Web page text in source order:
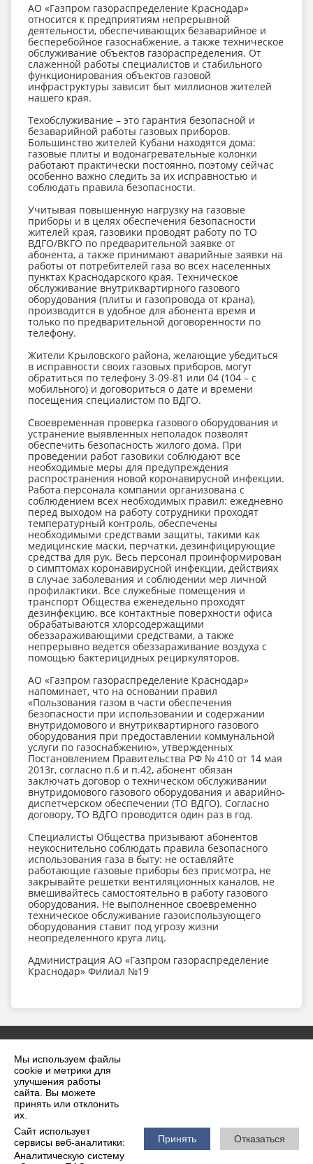
Мы используем файлы
cookie и метрики для
улучшения работы
сайта. Вы можете
принять или отклонить
их.
Сайт использует
сервисы веб-аналитики:
Аналитическую систему
Принять Отказаться
АО «Газпром газораспределение Краснодар»
относится к предприятиям непрерывной
деятельности, обеспечивающих безаварийное и
бесперебойное газоснабжение, а также техническое
обслуживание объектов газораспределения. От
слаженной работы специалистов и стабильного
функционирования объектов газовой
инфраструктуры зависит быт миллионов жителей
нашего края.
Техобслуживание – это гарантия безопасной и
безаварийной работы газовых приборов.
Большинство жителей Кубани находятся дома:
газовые плиты и водонагревательные колонки
работают практически постоянно, поэтому сейчас
особенно важно следить за их исправностью и
соблюдать правила безопасности.
Учитывая повышенную нагрузку на газовые
приборы и в целях обеспечения безопасности
жителей края, газовики проводят работу по ТО
ВДГО/ВКГО по предварительной заявке от
абонента, а также принимают аварийные заявки на
работы от потребителей газа во всех населенных
пунктах Краснодарского края. Техническое
обслуживание внутриквартирного газового
оборудования (плиты и газопровода от крана),
производится в удобное для абонента время и
только по предварительной договоренности по
телефону.
Жители Крыловского района, желающие убедиться
в исправности своих газовых приборов, могут
обратиться по телефону 3-09-81 или 04 (104 – с
мобильного) и договориться о дате и времени
посещения специалистом по ВДГО.
Своевременная проверка газового оборудования и
устранение выявленных неполадок позволят
обеспечить безопасность жилого дома. При
проведении работ газовики соблюдают все
необходимые меры для предупреждения
распространения новой коронавирусной инфекции.
Работа персонала компании организована с
соблюдением всех необходимых правил: ежедневно
перед выходом на работу сотрудники проходят
температурный контроль, обеспечены
необходимыми средствами защиты, такими как
медицинские маски, перчатки, дезинфицирующие
средства для рук. Весь персонал проинформирован
о симптомах коронавирусной инфекции, действиях
в случае заболевания и соблюдении мер личной
профилактики. Все служебные помещения и
транспорт Общества еженедельно проходят
дезинфекцию, все контактные поверхности офиса
обрабатываются хлорсодержащими
обеззараживающими средствами, а также
непрерывно ведется обеззараживание воздуха с
помощью бактерицидных рециркуляторов.
АО «Газпром газораспределение Краснодар»
напоминает, что на основании правил
«Пользования газом в части обеспечения
безопасности при использовании и содержании
внутридомового и внутриквартирного газового
оборудования при предоставлении коммунальной
услуги по газоснабжению», утвержденных
Постановлением Правительства РФ № 410 от 14 мая
2013г, согласно п.6 и п.42, абонент обязан
заключать договор о техническом обслуживании
внутридомового газового оборудования и аварийно-
диспетчерском обеспечении (ТО ВДГО). Согласно
договору, ТО ВДГО проводится один раз в год.
Специалисты Общества призывают абонентов
неукоснительно соблюдать правила безопасного
использования газа в быту: не оставляйте
работающие газовые приборы без присмотра, не
закрывайте решетки вентиляционных каналов, не
вмешивайтесь самостоятельно в работу газового
оборудования. Не выполненное своевременно
техническое обслуживание газоиспользующего
оборудования ставит под угрозу жизни
неопределенного круга лиц.
Администрация АО «Газпром газораспределение
Краснодар» Филиал №19
2026 г. krilovskaya.ru
Вход
Карта сайта
Политика обработки персональных данных